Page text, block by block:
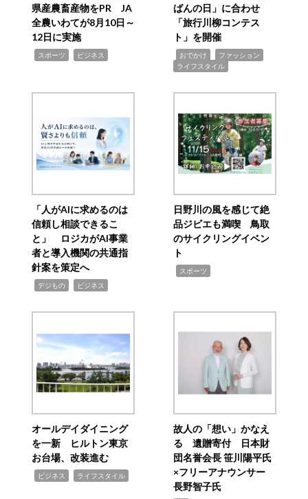
県産農畜産物をPR JA
全農いわてが8月10日～
12日に実施
スポーツ ビジネス
ばんの日」に合わせ
「旅行川柳コンテス
ト」を開催
おでかけ ファッション
ライフスタイル
「人がAIに求めるのは
信頼し相談できるこ
と」 ロジカがAI事業
者と導入機関の共通指
針案を策定へ
デジもの ビジネス
日野川の風を感じて絶
品ジビエも満喫 鳥取
のサイクリングイベン
ト
スポーツ
オールデイダイニング
を一新 ヒルトン東京
お台場、改装進む
ビジネス ライフスタイル
故人の「想い」かなえ
る 遺贈寄付 日本財
団名誉会長 笹川陽平氏
×フリーアナウンサー
長野智子氏